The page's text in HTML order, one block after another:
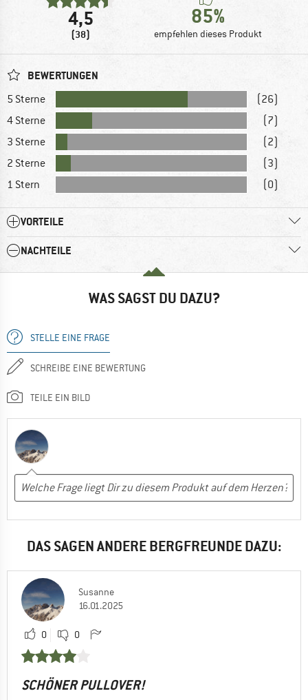
4,5
(38)
85%
empfehlen dieses Produkt
BEWERTUNGEN
5 Sterne
(26)
4 Sterne
(7)
3 Sterne
(2)
2 Sterne
(3)
1 Stern
(0)
VORTEILE
NACHTEILE
WAS SAGST DU DAZU?
STELLE EINE FRAGE
SCHREIBE EINE BEWERTUNG
TEILE EIN BILD
DAS SAGEN ANDERE BERGFREUNDE DAZU:
Susanne
16.01.2025
0 0
SCHÖNER PULLOVER!